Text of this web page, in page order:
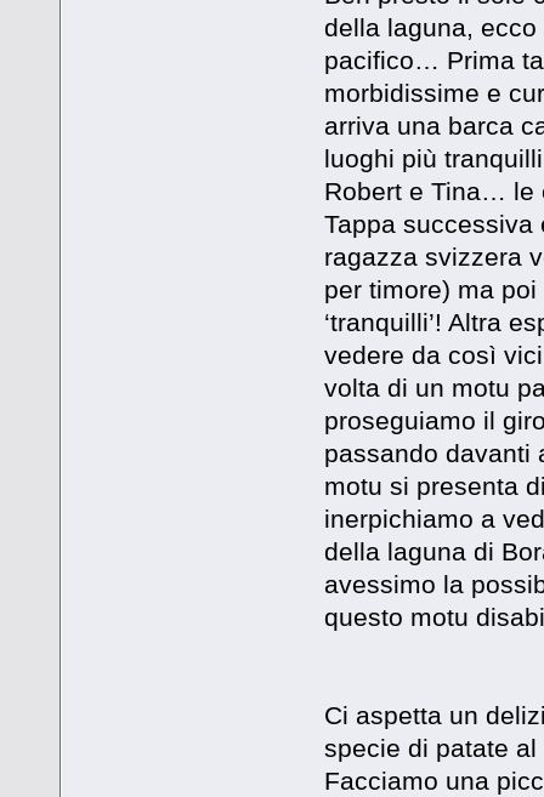
della laguna,
pacifico… Prima
morbidissime e
arriva una barca
luoghi più
Robert e Tina… le
Tappa
ragazza svizzera
per timore) ma
‘tranquilli’! Altra
vedere da così
volta di un motu
proseguiamo il
passando davanti
motu si presenta
inerpichiamo a
della laguna di
avessimo la
questo motu
Ci aspetta un
specie di patate
Facciamo una